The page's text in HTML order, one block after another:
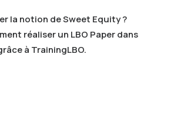
la notion de Sweet Equity ?
réaliser un LBO Paper dans
à TrainingLBO.